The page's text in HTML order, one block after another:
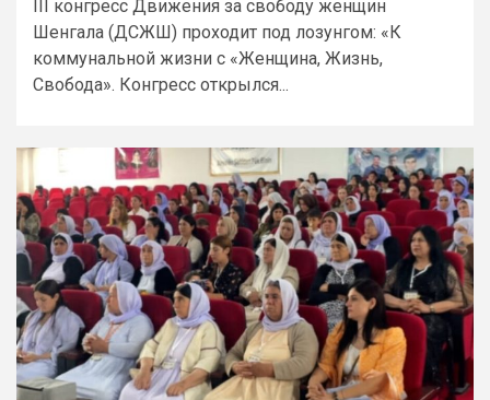
III конгресс Движения за свободу женщин
Шенгала (ДСЖШ) проходит под лозунгом: «К
коммунальной жизни с «Женщина, Жизнь,
Свобода». Конгресс открылся...